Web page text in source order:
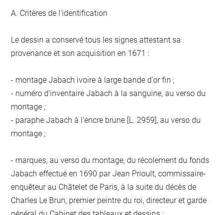
A. Critères de l'identification
Le dessin a conservé tous les signes attestant sa
provenance et son acquisition en 1671 :
- montage Jabach ivoire à large bande d'or fin ;
- numéro d'inventaire Jabach à la sanguine, au verso du
montage ;
- paraphe Jabach à l'encre brune [L. 2959], au verso du
montage ;
- marques, au verso du montage, du récolement du fonds
Jabach effectué en 1690 par Jean Prioult, commissaire-
enquêteur au Châtelet de Paris, à la suite du décès de
Charles Le Brun, premier peintre du roi, directeur et garde